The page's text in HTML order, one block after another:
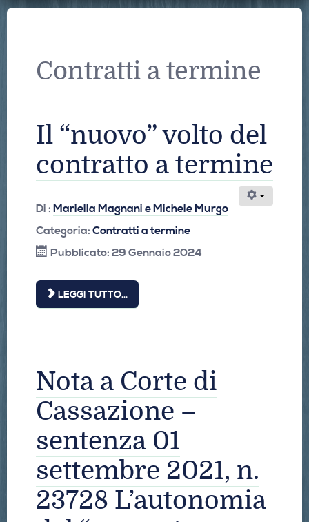
Contratti a termine
Il “nuovo” volto del
contratto a termine
Di : Mariella Magnani e Michele Murgo
Categoria: Contratti a termine
Pubblicato: 29 Gennaio 2024
LEGGI TUTTO...
Nota a Corte di
Cassazione –
sentenza 01
settembre 2021, n.
23728 L’autonomia